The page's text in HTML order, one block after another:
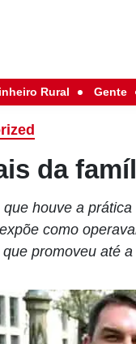
Rural Gente
da
que houve a
como
promoveu até